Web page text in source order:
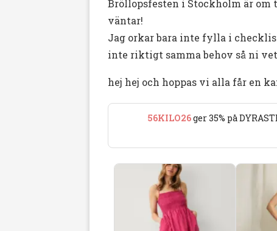
Bröllopsfesten i Stockholm är om
väntar!
Jag orkar bara inte fylla i
inte riktigt samma behov så ni
hej hej och hoppas vi alla får en
56KILO26ger 35% på